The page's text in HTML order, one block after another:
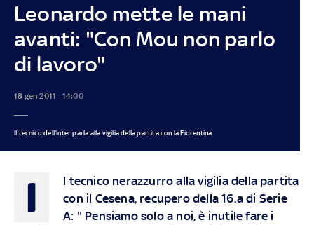
Leonardo mette le mani
avanti: "Con Mou non parlo
di lavoro"
18 gen 2011 - 14:00
Il tecnico dell'Inter parla alla vigilia della partita con la Fiorentina
I
l tecnico nerazzurro alla vigilia della partita
con il Cesena, recupero della 16.a di Serie
A: " Pensiamo solo a noi, è inutile fare i